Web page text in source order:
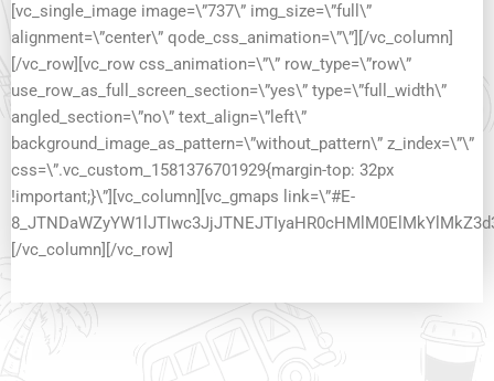
[vc_single_image image=\”737\” img_size=\”full\”
alignment=\”center\” qode_css_animation=\”\”][/vc_column]
[/vc_row][vc_row css_animation=\”\” row_type=\”row\”
use_row_as_full_screen_section=\”yes\” type=\”full_width\”
angled_section=\”no\” text_align=\”left\”
background_image_as_pattern=\”without_pattern\” z_index=\”\”
css=\”.vc_custom_1581376701929{margin-top: 32px
!important;}\”][vc_column][vc_gmaps link=\”#E-
[/vc_column][/vc_row]